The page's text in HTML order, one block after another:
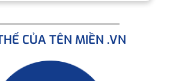
CỦA TÊN MIỀN .VN